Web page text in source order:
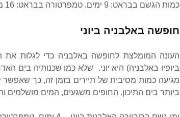
כמות הגשם בבראט: 9 ימים. טמפרטורה בבראט: 16 מעלות צלזיוס.
חופשה באלבניה ביוני
העונה המומלצת לחופשה באלבניה כדי לגלות את
ביופיו באלבניה) היא יוני. שלא כמו שכנותיה בים
מגיעה כמות מסיבית של תיירים בזמן זה, כך
ביותר בים התיכון. החופים משגעים, המים מושלמים